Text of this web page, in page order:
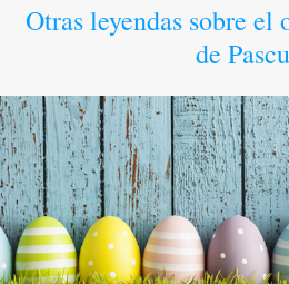
Otras leyendas sobre
de